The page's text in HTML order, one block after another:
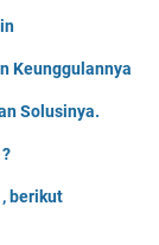
Keunggulannya
Solusinya.
berikut